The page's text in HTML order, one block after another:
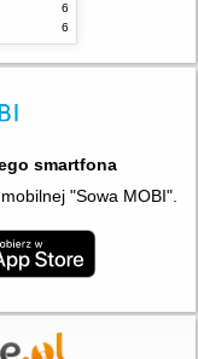
6
6
smartfona
"Sowa MOBI".